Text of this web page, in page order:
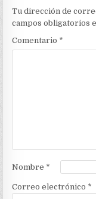
Tu dirección de
campos obligatorios
Comentario *
Nombre *
Correo electrónico *